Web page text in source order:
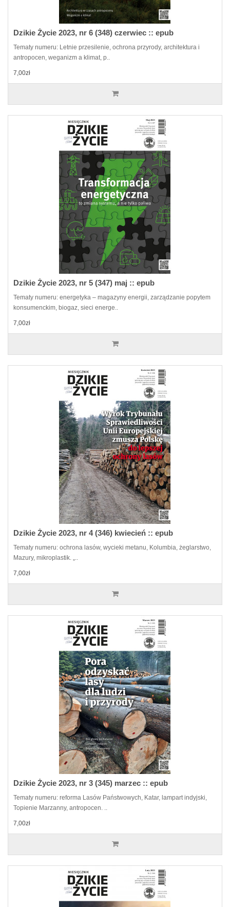
Dzikie Życie 2023, nr 6 (348) czerwiec :: epub
Tematy numeru: Letnie przesilenie, ochrona przyrody, architektura i
antropocen, weganizm a klimat, p..
7,00zł
Dzikie Życie 2023, nr 5 (347) maj :: epub
Tematy numeru: energetyka – magazyny energii, zarządzanie popytem
konsumenckim, biogaz, sieci energe..
7,00zł
Dzikie Życie 2023, nr 4 (346) kwiecień :: epub
Tematy numeru: ochrona lasów, wycieki metanu, Kolumbia, żeglarstwo,
Mazury, mikroplastik. „..
7,00zł
Dzikie Życie 2023, nr 3 (345) marzec :: epub
Tematy numeru: reforma Lasów Państwowych, Katar, lampart indyjski,
Topienie Marzanny, antropocen. ..
7,00zł